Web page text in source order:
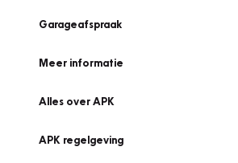
Garageafspraak
Meer informatie
Alles over APK
APK regelgeving